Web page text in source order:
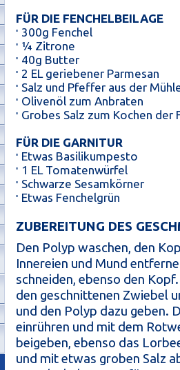
FÜR DIE FENCHELBEILAGE
300g Fenchel
¼ Zitrone
40g Butter
2 EL geriebener Parmesan
Salz und Pfeffer aus der
Olivenöl zum Anbraten
Grobes Salz zum Kochen der
FÜR DIE GARNITUR
Etwas Basilikumpesto
1 EL Tomatenwürfel
Schwarze Sesamkörner
Etwas Fenchelgrün
ZUBEREITUNG DES
Den Polyp waschen, den
Innereien und Mund
schneiden, ebenso den
den geschnittenen Zwiebel
und den Polyp dazu geben.
einrühren und mit dem
beigeben, ebenso das
und mit etwas groben Salz